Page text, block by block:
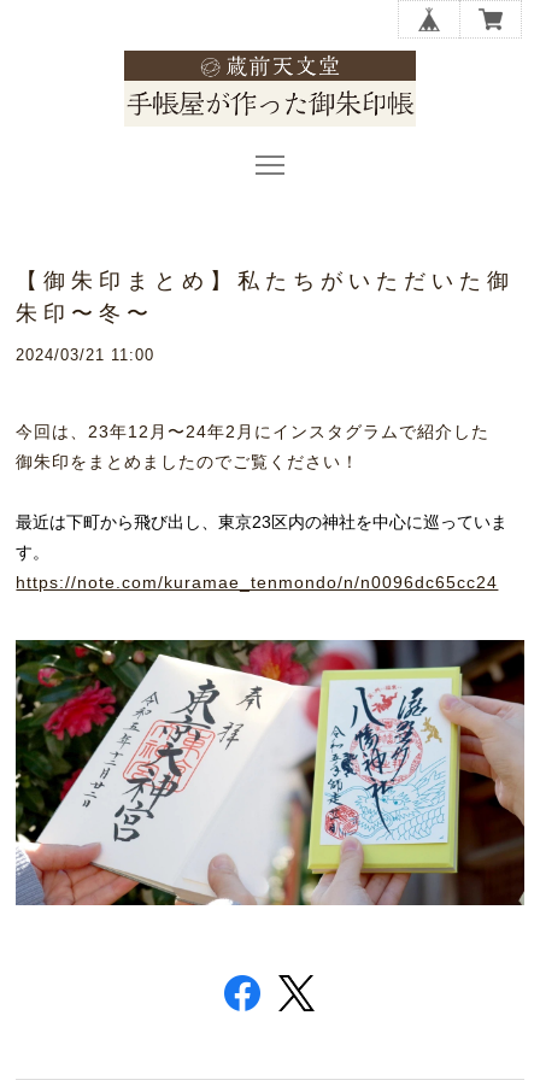
【御朱印まとめ】私たちがいただいた御
朱印〜冬〜
2024/03/21 11:00
今回は、23年12月〜24年2月にインスタグラムで紹介した
御朱印をまとめましたのでご覧ください！
最近は下町から飛び出し、東京23区内の神社を中心に巡っていま
す。
https://note.com/kuramae_tenmondo/n/n0096dc65cc24